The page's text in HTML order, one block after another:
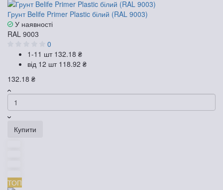
Грунт Belife Primer Plastic білий (RAL 9003)
У наявності
RAL 9003
0
1-11 шт 132.18 ₴
від 12 шт 118.92 ₴
132.18 ₴
Купити
ТОП